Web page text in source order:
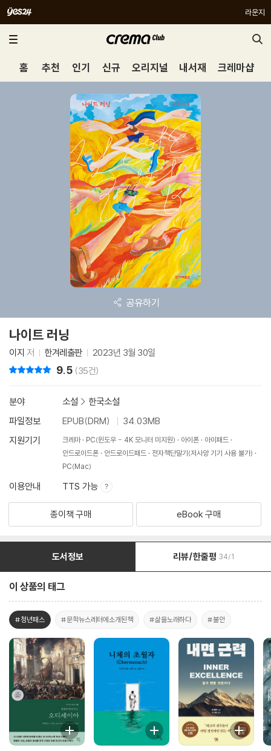
라운지
홈 추천 인기 신규 오리지널 내서재 크레마샵
공유하기
나이트 러닝
이지 저 한겨레출판 2023년 3월 30일
9.5 (35건)
분야 소설 > 한국소설
파일정보
EPUB(DRM)
34.03MB
지원기기
크레마 PC(윈도우 - 4K 모니터 미지원) 아이폰
아이패드
안드로이드폰
안드로이드패드
전자책단말기(저사양 기기 사용 불가)
PC(Mac)
이용안내 TTS 가능
종이책 구매 eBook 구매
도서정보 리뷰/한줄평 34/1
이 상품의 태그
#청년패스 #문학뉴스레터에소개된책 #삶을노래하다 #불안